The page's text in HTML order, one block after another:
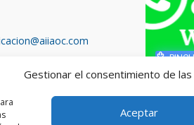
Gestionar el consentimiento de las
Aceptar
Cádiz,